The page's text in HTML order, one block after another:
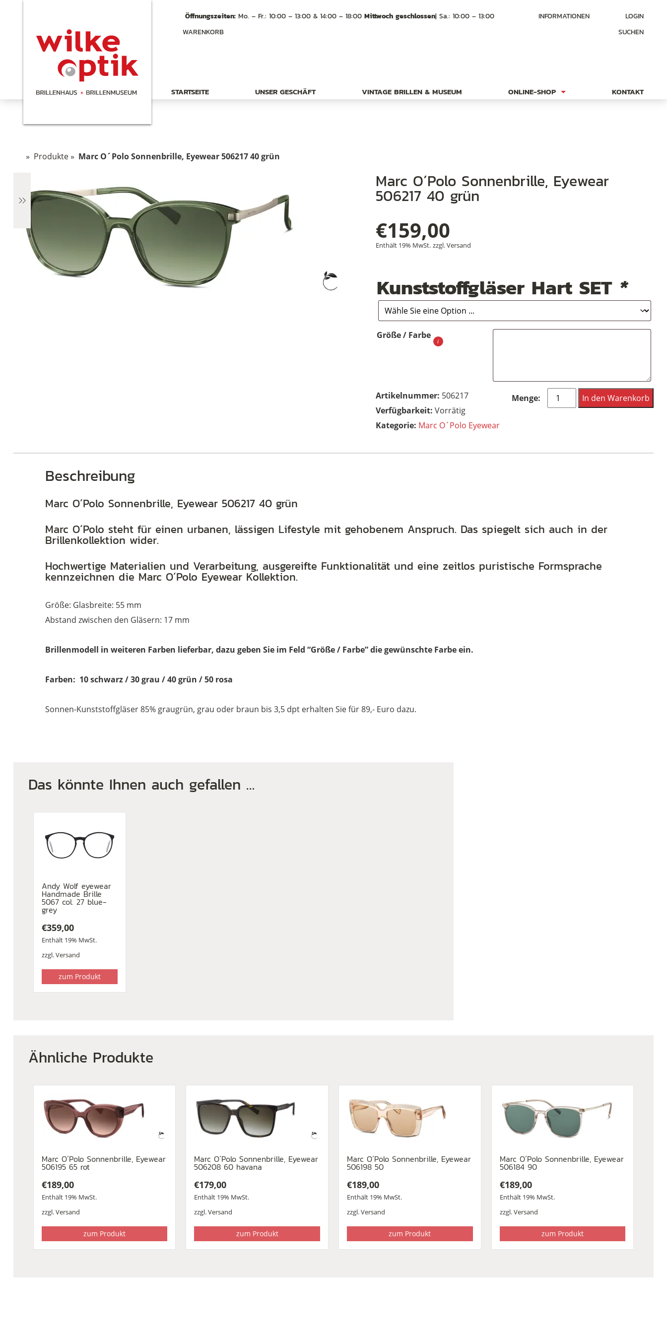
Öffnungszeiten:Mo. – Fr.: 10:00 – 13:00 & 14:00 – 18:00 Mittwoch geschlossen| Sa.: 10:00 – 13:00 INFORMATIONEN
LOGIN
WARENKORB
SUCHEN
STARTSEITE UNSER GESCHÄFT VINTAGE BRILLEN & MUSEUM ONLINE-SHOP KONTAKT
» Produkte» Marc O´Polo Sonnenbrille, Eyewear 506217 40 grün
Marc O´Polo Sonnenbrille, Eyewear
506217 40 grün
€159,00
Enthält 19% MwSt. zzgl.Versand
Kunststoffgläser Hart SET *
Größe / Farbe
Artikelnummer: 506217
Vorrätig
Kategorie: Marc O´Polo Eyewear
Marc
O
Eyewear
In den Warenkorb
Beschreibung
Marc O´Polo Sonnenbrille, Eyewear 506217 40 grün
Marc O´Polo steht für einen urbanen, lässigen Lifestyle mit gehobenem Anspruch. Das spiegelt sich auch in der
Brillenkollektion wider.
Hochwertige Materialien und Verarbeitung, ausgereifte Funktionalität und eine zeitlos puristische Formsprache
kennzeichnen die Marc O´Polo Eyewear Kollektion.
Größe: Glasbreite: 55 mm
Abstand zwischen den Gläsern: 17 mm
Brillenmodell in weiteren Farben lieferbar, dazu geben Sie im Feld “Größe / Farbe” die gewünschte Farbe ein.
Farben: 10 schwarz / 30 grau / 40 grün / 50 rosa
Sonnen-Kunststoffgläser 85% graugrün, grau oder braun bis 3,5 dpt erhalten Sie für 89,- Euro dazu.
Das könnte Ihnen auch gefallen …
Andy Wolf eyewear
Handmade Brille
5067 col. 27 blue-
grey
€359,00
Enthält 19% MwSt.
zzgl.Versand
zum Produkt
Ähnliche Produkte
Marc O´Polo Sonnenbrille, Eyewear
506195 65 rot
€189,00
Enthält 19% MwSt.
zzgl.Versand
zum Produkt
Marc O´Polo Sonnenbrille, Eyewear
506208 60 havana
€179,00
Enthält 19% MwSt.
zzgl.Versand
zum Produkt
Marc O´Polo Sonnenbrille, Eyewear
506198 50
€189,00
Enthält 19% MwSt.
zzgl.Versand
zum Produkt
Marc O´Polo Sonnenbrille, Eyewear
506184 90
€189,00
Enthält 19% MwSt.
zzgl.Versand
zum Produkt